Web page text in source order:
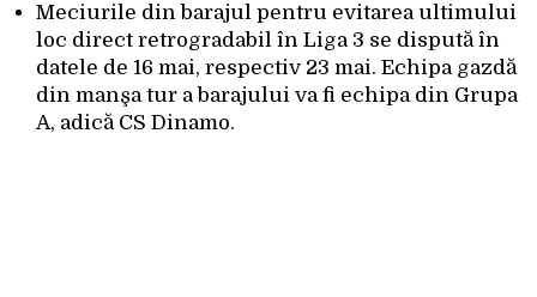
Meciurile din barajul pentru evitarea ultimului
loc direct retrogradabil în Liga 3 se dispută în
datele de 16 mai, respectiv 23 mai. Echipa gazdă
din manşa tur a barajului va fi echipa din Grupa
A, adică CS Dinamo.